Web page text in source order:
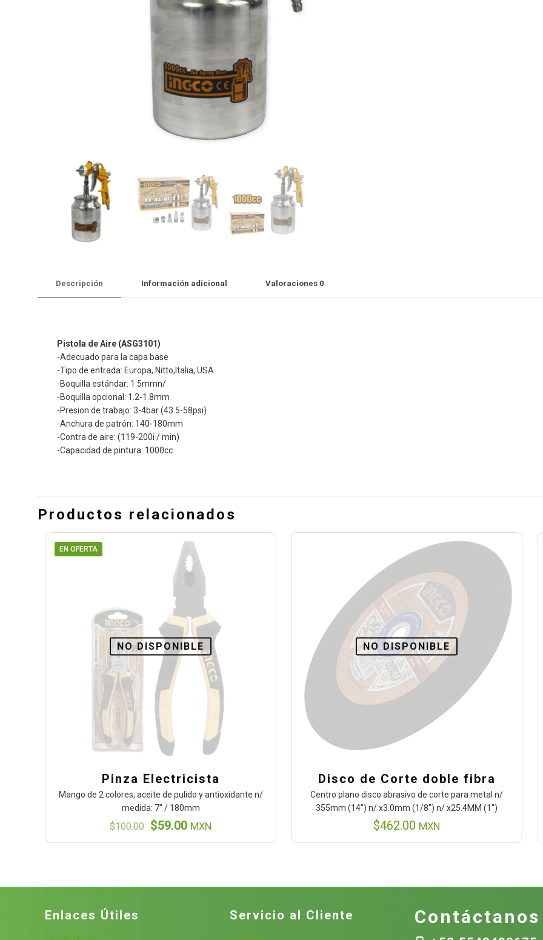
Descripción Información adicional Valoraciones 0
Pistola de Aire (ASG3101)
-Adecuado para la capa base
-Tipo de entrada: Europa, Nitto,Italia, USA
-Boquilla estándar: 1.5mmn/
-Boquilla opcional: 1.2-1.8mm
-Presion de trabajo: 3-4bar (43.5-58psi)
-Anchura de patrón: 140-180mm
-Contra de aire: (119-200i / min)
-Capacidad de pintura: 1000cc
Productos relacionados
EN OFERTA
NO DISPONIBLE
Pinza Electricista
Mango de 2 colores, aceite de pulido y antioxidante n/
medida: 7″ / 180mm
$100.00 El
$59.00ElMXN
NO DISPONIBLE
Disco de Corte doble fibra
Centro plano disco abrasivo de corte para metal n/
355mm (14″) n/ x3.0mm (1/8″) n/ x25.4MM (1″)
$462.00 MXN
Enlaces Útiles Servicio al Cliente Contáctanos